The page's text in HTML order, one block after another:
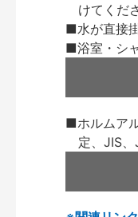
けてくだ
■水が直接
■浴室・シ
■ホルムア
定、JIS